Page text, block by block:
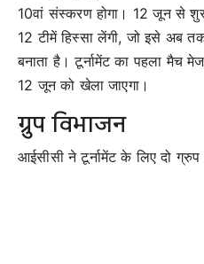
10वां संस्करण होगा। 12 जून से
12 टीमें हिस्सा लेंगी, जो इसे अब
बनाता है। टूर्नामेंट का पहला मैच
12 जून को खेला जाएगा।
ग्रुप विभाजन
आईसीसी ने टूर्नामेंट के लिए दो ग्रुप